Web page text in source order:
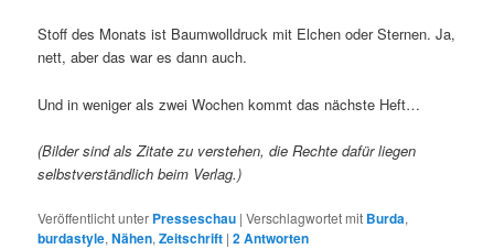
Stoff des Monats ist Baumwolldruck mit Elchen oder Sternen. Ja,
nett, aber das war es dann auch.
Und in weniger als zwei Wochen kommt das nächste Heft…
(Bilder sind als Zitate zu verstehen, die Rechte dafür liegen
selbstverständlich beim Verlag.)
Veröffentlicht unter Presseschau |Verschlagwortet mit Burda,
burdastyle,Nähen,Zeitschrift |2Antworten